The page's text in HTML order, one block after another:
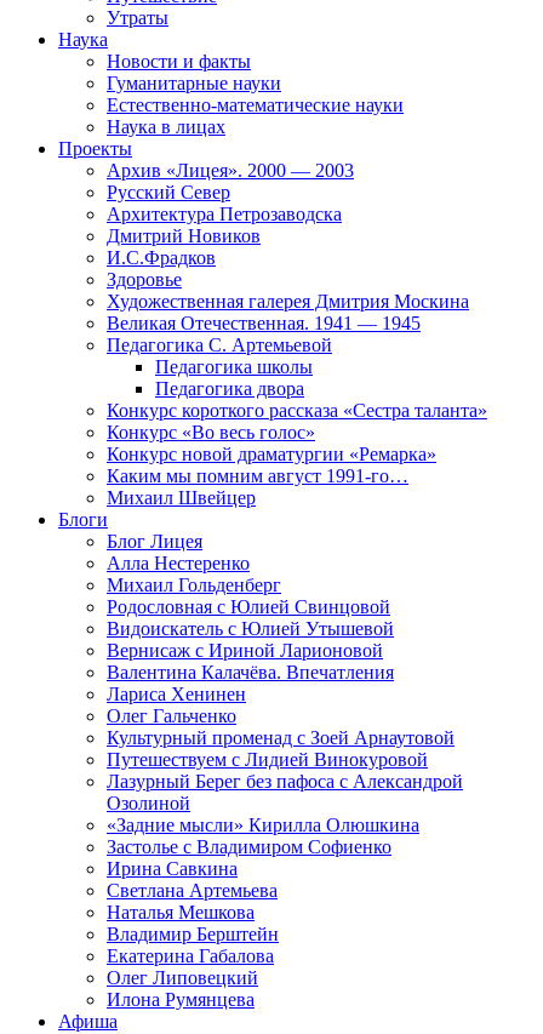
Утраты
Наука
Новости и факты
Гуманитарные науки
Естественно-математические науки
Наука в лицах
Проекты
Архив «Лицея». 2000 — 2003
Русский Север
Архитектура Петрозаводска
Дмитрий Новиков
И.С.Фрадков
Здоровье
Художественная галерея Дмитрия Москина
Великая Отечественная. 1941 — 1945
Педагогика С. Артемьевой
Педагогика школы
Педагогика двора
Конкурс короткого рассказа «Сестра таланта»
Конкурс «Во весь голос»
Конкурс новой драматургии «Ремарка»
Каким мы помним август 1991-го…
Михаил Швейцер
Блоги
Блог Лицея
Алла Нестеренко
Михаил Гольденберг
Родословная с Юлией Свинцовой
Видоискатель с Юлией Утышевой
Вернисаж с Ириной Ларионовой
Валентина Калачёва. Впечатления
Лариса Хенинен
Олег Гальченко
Культурный променад с Зоей Арнаутовой
Путешествуем с Лидией Винокуровой
Лазурный Берег без пафоса с Александрой
Озолиной
«Задние мысли» Кирилла Олюшкина
Застолье с Владимиром Софиенко
Ирина Савкина
Светлана Артемьева
Наталья Мешкова
Владимир Берштейн
Екатерина Габалова
Олег Липовецкий
Илона Румянцева
Афиша